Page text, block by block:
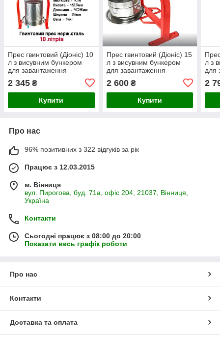
Прес гвинтовий (Діоніс) 10
л з висувним бункером
для завантаження
2 345 ₴
Купити
Прес гвинтовий (Діоніс) 15
л з висувним бункером
для завантаження
2 600₴
Купити
л з
для
2
Про нас
96% позитивних з 322 відгуків за рік
Працює з 12.03.2015
м. Вінниця
вул. Пирогова, буд. 71а, офіс 204, 21037, Вінниця,
Україна
Контакти
Сьогодні працює з 08:00 до 20:00
Показати весь графік роботи
Про нас
Контакти
Доставка та оплата